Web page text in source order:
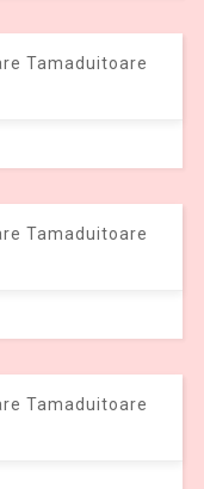
Tamaduitoare
Tamaduitoare
Tamaduitoare